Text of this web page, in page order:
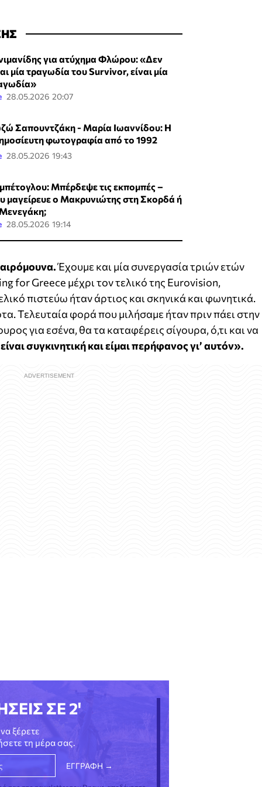
για ατύχημα Φλώρου: «Δεν
μία τραγωδία του Survivor, είναι μία
28.05.2026 20:07
Σαπουντζάκη - Μαρία Ιωαννίδου: Η
φωτογραφία από το 1992
28.05.2026 19:43
Μπέρδεψε τις εκπομπές –
μαγείρευε ο Μακρυνιώτης στη Σκορδά ή
28.05.2026 19:14
Έχουμε και μία συνεργασία τριών ετών
for Greece μέχρι τον τελικό της Eurovision,
πιστεύω ήταν άρτιος και σκηνικά και φωνητικά.
Τελευταία φορά που μιλήσαμε ήταν πριν πάει στην
για εσένα, θα τα καταφέρεις σίγουρα, ό,τι και να
συγκινητική και είμαι περήφανος γι’ αυτόν».
ΣΕ 2'
ξέρετε
τη μέρα σας.